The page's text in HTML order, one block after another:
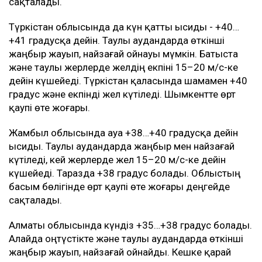
Түркістан облысында да күн қатты ысиды - +40…
+41 градусқа дейін. Таулы аудандарда өткінші
жаңбыр жауып, найзағай ойнауы мүмкін. Батыста
және таулы жерлерде желдің екпіні 15–20 м/с-ке
дейін күшейеді. Түркістан қаласында шамамен +40
градус және екпінді жел күтіледі. Шымкентте өрт
қаупі өте жоғары.
Жамбыл облысында ауа +38…+40 градусқа дейін
ысиды. Таулы аудандарда жаңбыр мен найзағай
күтіледі, кей жерлерде жел 15–20 м/с-ке дейін
күшейеді. Таразда +38 градус болады. Облыстың
басым бөлігінде өрт қаупі өте жоғары деңгейде
сақталады.
Алматы облысында күндіз +35…+38 градус болады.
Алайда оңтүстікте және таулы аудандарда өткінші
жаңбыр жауып, найзағай ойнайды. Кешке қарай